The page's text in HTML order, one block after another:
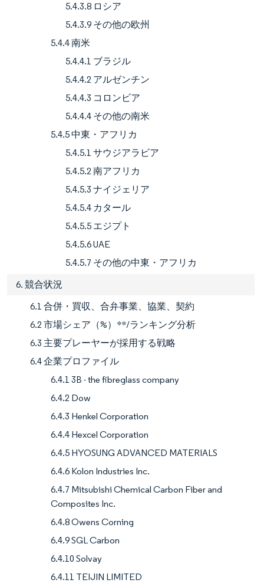
5.4.3.8 ロシア
5.4.3.9 その他の欧州
5.4.4 南米
5.4.4.1 ブラジル
5.4.4.2 アルゼンチン
5.4.4.3 コロンビア
5.4.4.4 その他の南米
5.4.5 中東・アフリカ
5.4.5.1 サウジアラビア
5.4.5.2 南アフリカ
5.4.5.3 ナイジェリア
5.4.5.4 カタール
5.4.5.5 エジプト
5.4.5.6 UAE
5.4.5.7 その他の中東・アフリカ
6. 競合状況
6.1 合併・買収、合弁事業、協業、契約
6.2 市場シェア（%）**/ランキング分析
6.3 主要プレーヤーが採用する戦略
6.4 企業プロファイル
6.4.1 3B - the fibreglass company
6.4.2 Dow
6.4.3 Henkel Corporation
6.4.4 Hexcel Corporation
6.4.5 HYOSUNG ADVANCED MATERIALS
6.4.6 Kolon Industries Inc.
6.4.7 Mitsubishi Chemical Carbon Fiber and
Composites Inc.
6.4.8 Owens Corning
6.4.9 SGL Carbon
6.4.10 Solvay
6.4.11 TEIJIN LIMITED